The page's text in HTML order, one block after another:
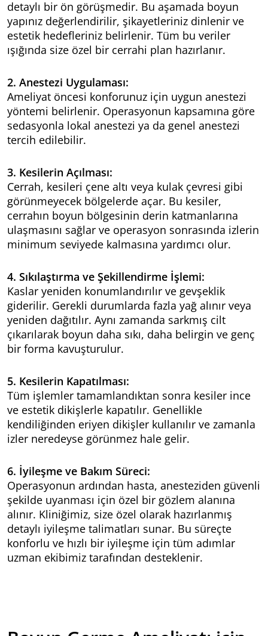
detaylı bir ön görüşmedir. Bu aşamada boyun
yapınız değerlendirilir, şikayetleriniz dinlenir ve
estetik hedefleriniz belirlenir. Tüm bu veriler
ışığında size özel bir cerrahi plan hazırlanır.
2. Anestezi Uygulaması:
Ameliyat öncesi konforunuz için uygun anestezi
yöntemi belirlenir. Operasyonun kapsamına göre
sedasyonla lokal anestezi ya da genel anestezi
tercih edilebilir.
3. Kesilerin Açılması:
Cerrah, kesileri çene altı veya kulak çevresi gibi
görünmeyecek bölgelerde açar. Bu kesiler,
cerrahın boyun bölgesinin derin katmanlarına
ulaşmasını sağlar ve operasyon sonrasında izlerin
minimum seviyede kalmasına yardımcı olur.
4. Sıkılaştırma ve Şekillendirme İşlemi:
Kaslar yeniden konumlandırılır ve gevşeklik
giderilir. Gerekli durumlarda fazla yağ alınır veya
yeniden dağıtılır. Aynı zamanda sarkmış cilt
çıkarılarak boyun daha sıkı, daha belirgin ve genç
bir forma kavuşturulur.
5. Kesilerin Kapatılması:
Tüm işlemler tamamlandıktan sonra kesiler ince
ve estetik dikişlerle kapatılır. Genellikle
kendiliğinden eriyen dikişler kullanılır ve zamanla
izler neredeyse görünmez hale gelir.
6. İyileşme ve Bakım Süreci:
Operasyonun ardından hasta, anesteziden güvenli
şekilde uyanması için özel bir gözlem alanına
alınır. Kliniğimiz, size özel olarak hazırlanmış
detaylı iyileşme talimatları sunar. Bu süreçte
konforlu ve hızlı bir iyileşme için tüm adımlar
uzman ekibimiz tarafından desteklenir.